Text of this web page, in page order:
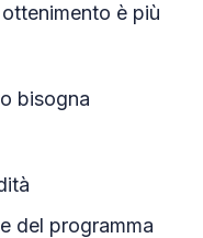
è più
bisogna
del programma